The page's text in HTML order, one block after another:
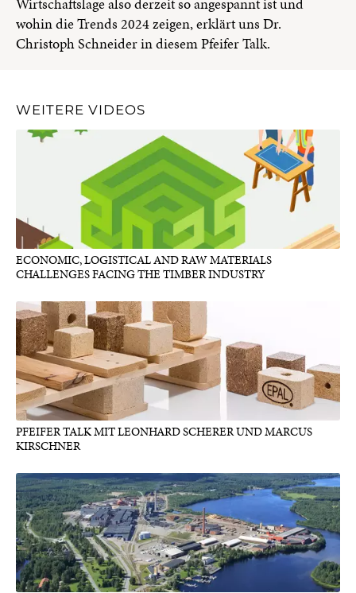
wohin die Trends 2024 zeigen, erklärt uns Dr.
Christoph Schneider in diesem Pfeifer Talk.
WEITERE VIDEOS
ECONOMIC, LOGISTICAL AND RAW MATERIALS
CHALLENGES FACING THE TIMBER INDUSTRY
PFEIFER TALK MIT LEONHARD SCHERER UND MARCUS
KIRSCHNER